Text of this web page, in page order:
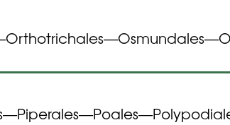
Orthotrichales—Osmundales—
—Piperales—Poales—